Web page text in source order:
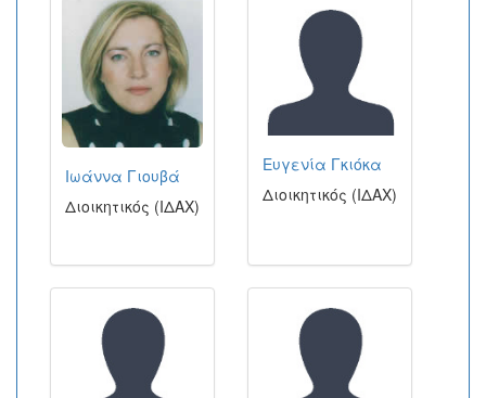
Ιωάννα Γιουβά
Διοικητικός (ΙΔΑΧ)
Ευγενία Γκιόκα
Διοικητικός (ΙΔΑΧ)